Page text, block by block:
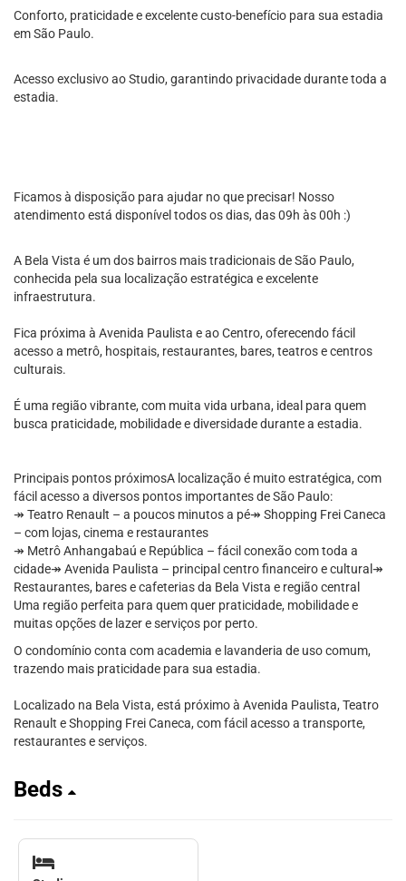
Conforto, praticidade e excelente custo-benefício para sua estadia
em São Paulo.
Acesso exclusivo ao Studio, garantindo privacidade durante toda a
estadia.
Ficamos à disposição para ajudar no que precisar! Nosso
atendimento está disponível todos os dias, das 09h às 00h :)
A Bela Vista é um dos bairros mais tradicionais de São Paulo,
conhecida pela sua localização estratégica e excelente
infraestrutura.
Fica próxima à Avenida Paulista e ao Centro, oferecendo fácil
acesso a metrô, hospitais, restaurantes, bares, teatros e centros
culturais.
É uma região vibrante, com muita vida urbana, ideal para quem
busca praticidade, mobilidade e diversidade durante a estadia.
Principais pontos próximosA localização é muito estratégica, com
fácil acesso a diversos pontos importantes de São Paulo:
↠ Teatro Renault – a poucos minutos a pé↠ Shopping Frei Caneca
– com lojas, cinema e restaurantes
↠ Metrô Anhangabaú e República – fácil conexão com toda a
cidade↠ Avenida Paulista – principal centro financeiro e cultural↠
Restaurantes, bares e cafeterias da Bela Vista e região central
Uma região perfeita para quem quer praticidade, mobilidade e
muitas opções de lazer e serviços por perto.
O condomínio conta com academia e lavanderia de uso comum,
trazendo mais praticidade para sua estadia.
Localizado na Bela Vista, está próximo à Avenida Paulista, Teatro
Renault e Shopping Frei Caneca, com fácil acesso a transporte,
restaurantes e serviços.
Beds